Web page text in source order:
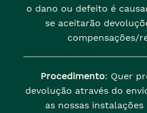
o dano ou defeito é
se aceitarão
compensações/
Procedimento: Quer
devolução através do
as nossas